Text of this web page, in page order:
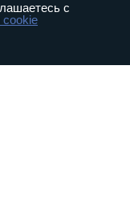
с
cookie